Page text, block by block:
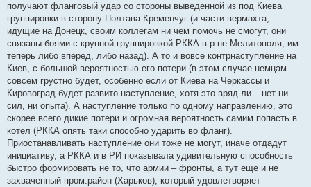
получают фланговый удар со стороны выведенной из под Киева
группировки в сторону Полтава-Кременчуг (и части вермахта,
идущие на Донецк, своим коллегам ни чем помочь не смогут, они
связаны боями с крупной группировкой РККА в р-не Мелитополя, им
теперь либо вперед, либо назад). А то и вовсе контрнаступление на
Киев, с большой вероятностью его потери (в этом случае немцам
совсем грустно будет, особенно если от Киева на Черкассы и
Кировоград будет развито наступление, хотя это вряд ли – нет ни
сил, ни опыта). А наступление только по одному направлению, это
скорее всего дикие потери и огромная вероятность самим попасть в
котел (РККА опять таки способно ударить во фланг).
Приостанавливать наступление они тоже не могут, иначе отдадут
инициативу, а РККА и в РИ показывала удивительную способность
быстро формировать не то, что армии – фронты, а тут еще и не
захваченный пром.район (Харьков), который удовлетворяет